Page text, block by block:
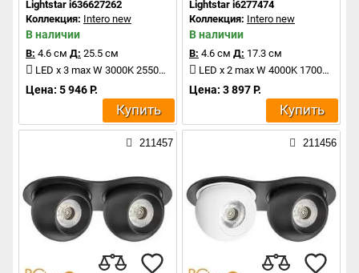
Lightstar i636627262
Коллекция: Intero new
В наличии
В: 4.6 см Д: 25.5 см
LED x 3 max W 3000K 2550Lm
Цена: 5 946 Р.
Купить
Lightstar i6277474
Коллекция: Intero new
В наличии
В: 4.6 см Д: 17.3 см
LED x 2 max W 4000K 1700Lm
Цена: 3 897 Р.
Купить
211457 211456